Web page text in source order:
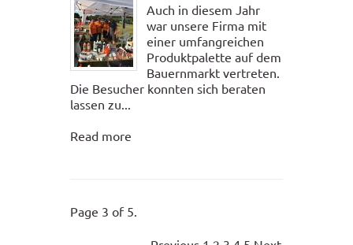
Auch in diesem Jahr
war unsere Firma mit
einer umfangreichen
Produktpalette auf dem
Bauernmarkt vertreten.
Die Besucher konnten sich beraten
lassen zu...
Read more
Page 3 of 5.